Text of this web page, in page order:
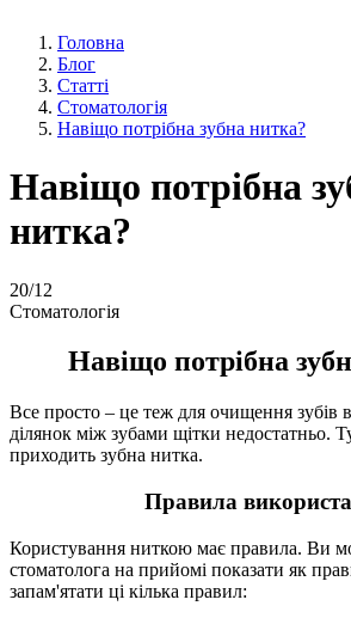
Головна
Блог
Статті
Стоматологія
Навіщо потрібна зубна нитка?
Навіщо потрібна
нитка?
20/12
Стоматологія
Навіщо потрібна
Все просто – це теж для очищення зубів
ділянок між зубами щітки недостатньо.
приходить зубна нитка.
Правила
Користування ниткою має правила. Ви
стоматолога на прийомі показати як
запам'ятати ці кілька правил: